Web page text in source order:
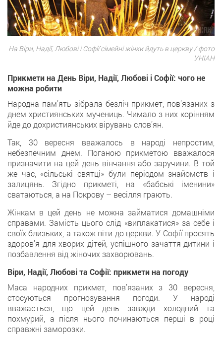
На Віри, Надії, Любові і Софії сімейні жінки йдуть в церкву / фото
УНІАН
Прикмети на День Віри, Надії, Любові і Софії: чого не
можна робити
Народна пам’ять зібрала безліч прикмет, пов’язаних з
днем християнських мучениць. Чимало з них корінням
йде до дохристиянських вірувань слов’ян.
Так, 30 вересня вважалось в народі непростим,
небезпечним днем. Поганою прикметою вважалося
призначити на цей день вінчання або заручини. В той
же час, «сільські святці» були періодом знайомств і
залицянь. Згідно прикметі, на «бабські іменини»
сватаються, а на Покрову – весілля грають.
Жінкам в цей день не можна займатися домашніми
справами. Замість цього слід «виплакатися» за себе і
своїх близьких, а також піти до церкви. У Софії просять
здоров’я для хворих дітей, успішного зачаття дитини і
позбавлення від жіночих захворювань.
Віри, Надії, Любові та Софії: прикмети на погоду
Маса народних прикмет, пов’язаних з 30 вересня,
стосуються прогнозування погоди. У народі
вважається, що цей день завжди холодний та
похмурий, а після нього починаються перші в році
справжні заморозки.